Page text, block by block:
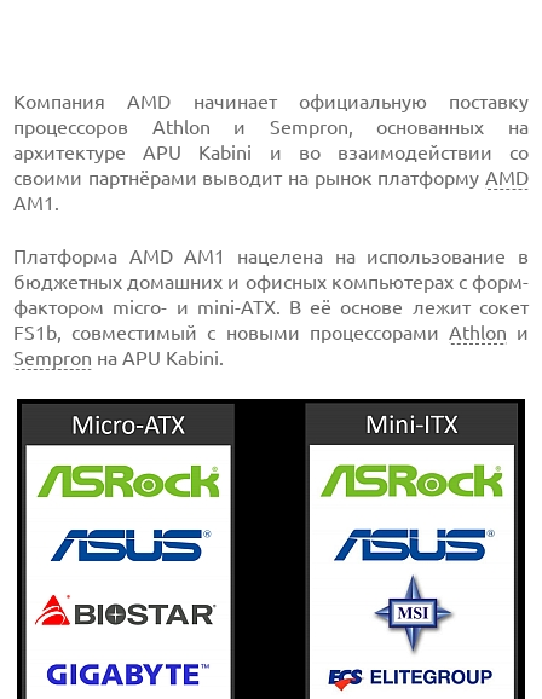
Компания AMD начинает официальную поставку
процессоров Athlon и Sempron, основанных на
архитектуре APU Kabini и во взаимодействии со
своими партнёрами выводит на рынок платформу AMD
AM1.
Платформа AMD AM1 нацелена на использование в
бюджетных домашних и офисных компьютерах с форм-
фактором micro- и mini-ATX. В её основе лежит сокет
FS1b, совместимый с новыми процессорами Athlon и
Sempron на APU Kabini.